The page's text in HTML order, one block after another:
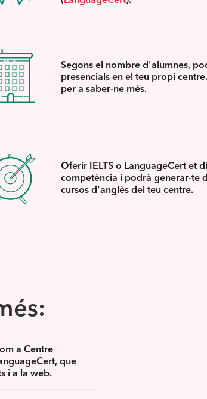
Segons el nombre d'alumnes,
presencials en el teu propi centre.
per a saber-ne més.
Oferir IELTS o LanguageCert et
competència i podrà generar-te
cursos d'anglès del teu centre.
a Centre
que
i a la web.